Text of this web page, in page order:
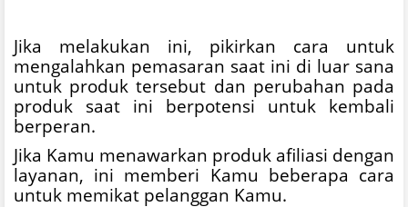
Jika melakukan ini, pikirkan cara untuk
mengalahkan pemasaran saat ini di luar sana
untuk produk tersebut dan perubahan pada
produk saat ini berpotensi untuk kembali
berperan.
Jika Kamu menawarkan produk afiliasi dengan
layanan, ini memberi Kamu beberapa cara
untuk memikat pelanggan Kamu.